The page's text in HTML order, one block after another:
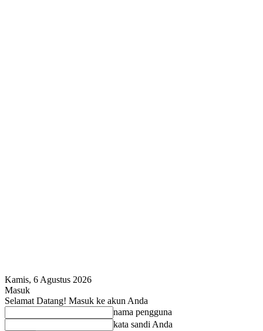
Kamis, 6 Agustus 2026
Masuk
Selamat Datang! Masuk ke akun Anda
nama pengguna
kata sandi Anda